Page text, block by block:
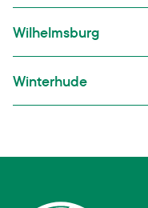
Wilhelmsburg
Winterhude